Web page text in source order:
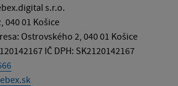
s.r.o.
040 01 Košice
Ostrovského 2, 040 01 Košice
IČ DPH: SK2120142167